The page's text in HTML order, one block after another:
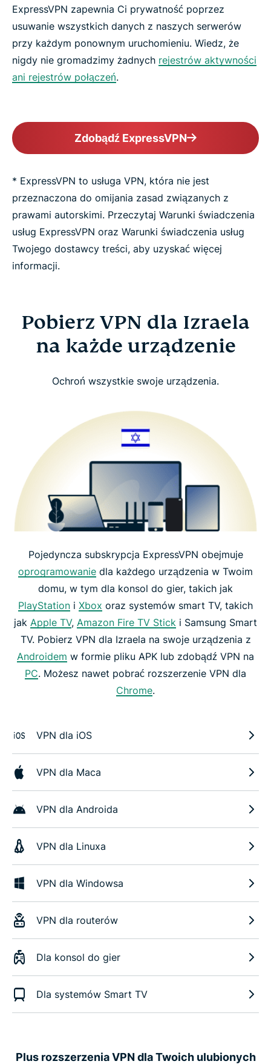
ExpressVPN zapewnia Ci prywatność poprzez
usuwanie wszystkich danych z naszych serwerów
przy każdym ponownym uruchomieniu. Wiedz, że
nigdy nie gromadzimy żadnych rejestrów aktywności
ani rejestrów połączeń.
Zdobądź ExpressVPN
* ExpressVPN to usługa VPN, która nie jest
przeznaczona do omijania zasad związanych z
prawami autorskimi. Przeczytaj Warunki świadczenia
usług ExpressVPN oraz Warunki świadczenia usług
Twojego dostawcy treści, aby uzyskać więcej
informacji.
Pobierz VPN dla Izraela
na każde urządzenie
Ochroń wszystkie swoje urządzenia.
Pojedyncza subskrypcja ExpressVPN obejmuje
oprogramowanie dla każdego urządzenia w Twoim
domu, w tym dla konsol do gier, takich jak
PlayStation i Xbox oraz systemów smart TV, takich
jak Apple TV, Amazon Fire TV Stick i Samsung Smart
TV. Pobierz VPN dla Izraela na swoje urządzenia z
Androidem w formie pliku APK lub zdobądź VPN na
PC. Możesz nawet pobrać rozszerzenie VPN dla
Chrome.
VPN dla iOS
VPN dla Maca
VPN dla Androida
VPN dla Linuxa
VPN dla Windowsa
VPN dla routerów
Dla konsol do gier
Dla systemów Smart TV
Plus rozszerzenia VPN dla Twoich ulubionych